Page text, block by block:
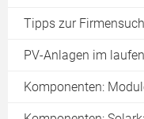
Schattenverlauf
Ertragsdatenbank
Ertragsdatenbank
Ertragsdatenbank
Realistischer
Umsatzsteuer auf
Eigenverbrauch
Was kostet eine
Einspeisevergütung
Rentabilität
Tipps zur
Angebote
PV-Anlagen im
Erfahrungsbericht
Betrieb
Komponenten:
Kennzahlen für